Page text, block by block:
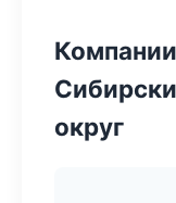
округ